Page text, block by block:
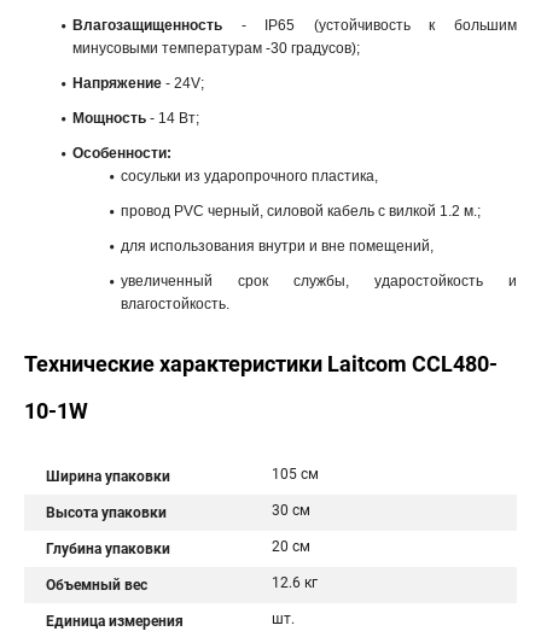
Влагозащищенность - IP65 (устойчивость к большим
минусовыми температурам -30 градусов);
Напряжение - 24V;
Мощность - 14 Вт;
Особенности:
сосульки из ударопрочного пластика,
провод PVC черный, силовой кабель с вилкой 1.2 м.;
для использования внутри и вне помещений,
увеличенный срок службы, ударостойкость и
влагостойкость.
Технические характеристики Laitcom CCL480-
10-1W
Ширина упаковки 105 см
Высота упаковки 30 см
Глубина упаковки 20 см
Объемный вес 12.6 кг
Единица измерения шт.